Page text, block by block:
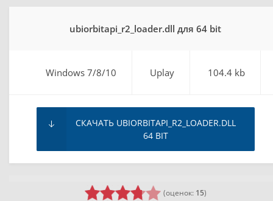
ubiorbitapi_r2_loader.dll для 64 bit
Windows 7/8/10 Uplay 104.4 kb
СКАЧАТЬ UBIORBITAPI_R2_LOADER.DLL
64 BIT
(оценок: 15)